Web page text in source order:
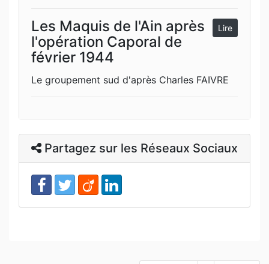
Lire
Les Maquis de l'Ain après
l'opération Caporal de
février 1944
Le groupement sud d'après Charles FAIVRE
Partagez sur les Réseaux Sociaux